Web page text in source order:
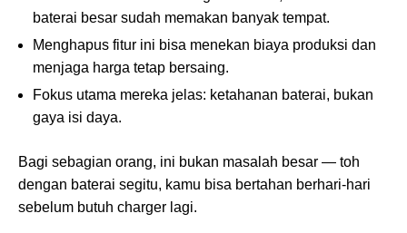
baterai besar sudah memakan banyak tempat.
Menghapus fitur ini bisa menekan biaya produksi dan
menjaga harga tetap bersaing.
Fokus utama mereka jelas: ketahanan baterai, bukan
gaya isi daya.
Bagi sebagian orang, ini bukan masalah besar — toh
dengan baterai segitu, kamu bisa bertahan berhari-hari
sebelum butuh charger lagi.